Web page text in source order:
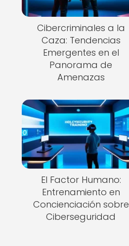
Cibercriminales a la
Caza: Tendencias
Emergentes en el
Panorama de
Amenazas
El Factor Humano:
Entrenamiento en
Concienciación sobre
Ciberseguridad